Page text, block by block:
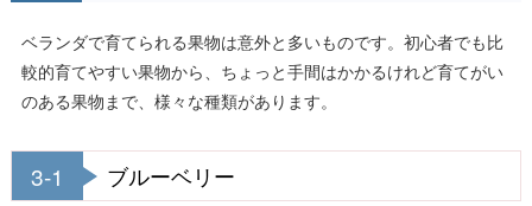
ベランダで育てられる果物は意外と多いものです。初心者でも比
較的育てやすい果物から、ちょっと手間はかかるけれど育てがい
のある果物まで、様々な種類があります。
3-1 ブルーベリー